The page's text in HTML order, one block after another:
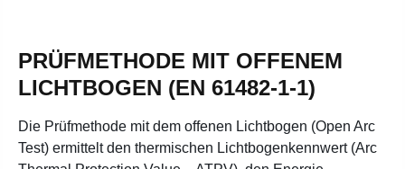
PRÜFMETHODE MIT OFFENEM
LICHTBOGEN (EN 61482-1-1)
Die Prüfmethode mit dem offenen Lichtbogen (Open Arc
Test) ermittelt den thermischen Lichtbogenkennwert (Arc